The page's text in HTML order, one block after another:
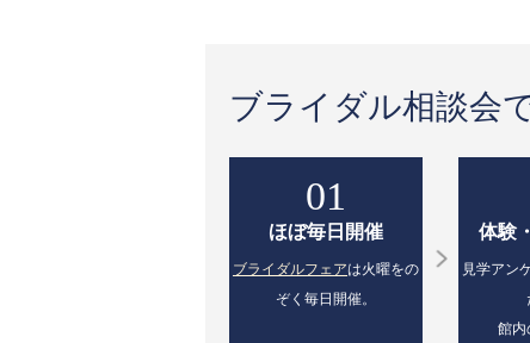
ブライダル相談会
01
ほぼ毎日開催
ブライダルフェアは火曜をの
ぞく毎日開催。
体験
見学アン
館内